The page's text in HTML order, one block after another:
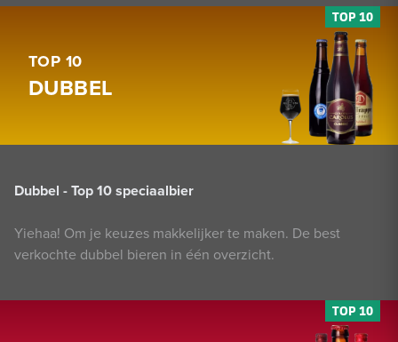
TOP 10
DUBBEL
Dubbel - Top 10 speciaalbier
Yiehaa! Om je keuzes makkelijker te maken. De best
verkochte dubbel bieren in één overzicht.